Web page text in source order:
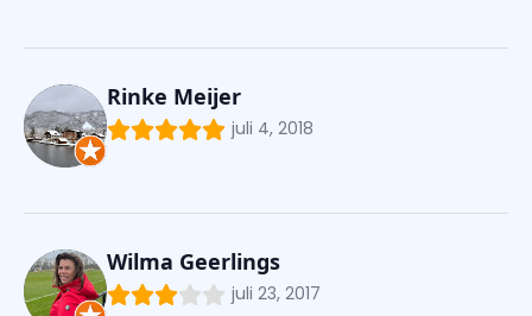
Rinke Meijer
juli 4, 2018
Wilma Geerlings
juli 23, 2017